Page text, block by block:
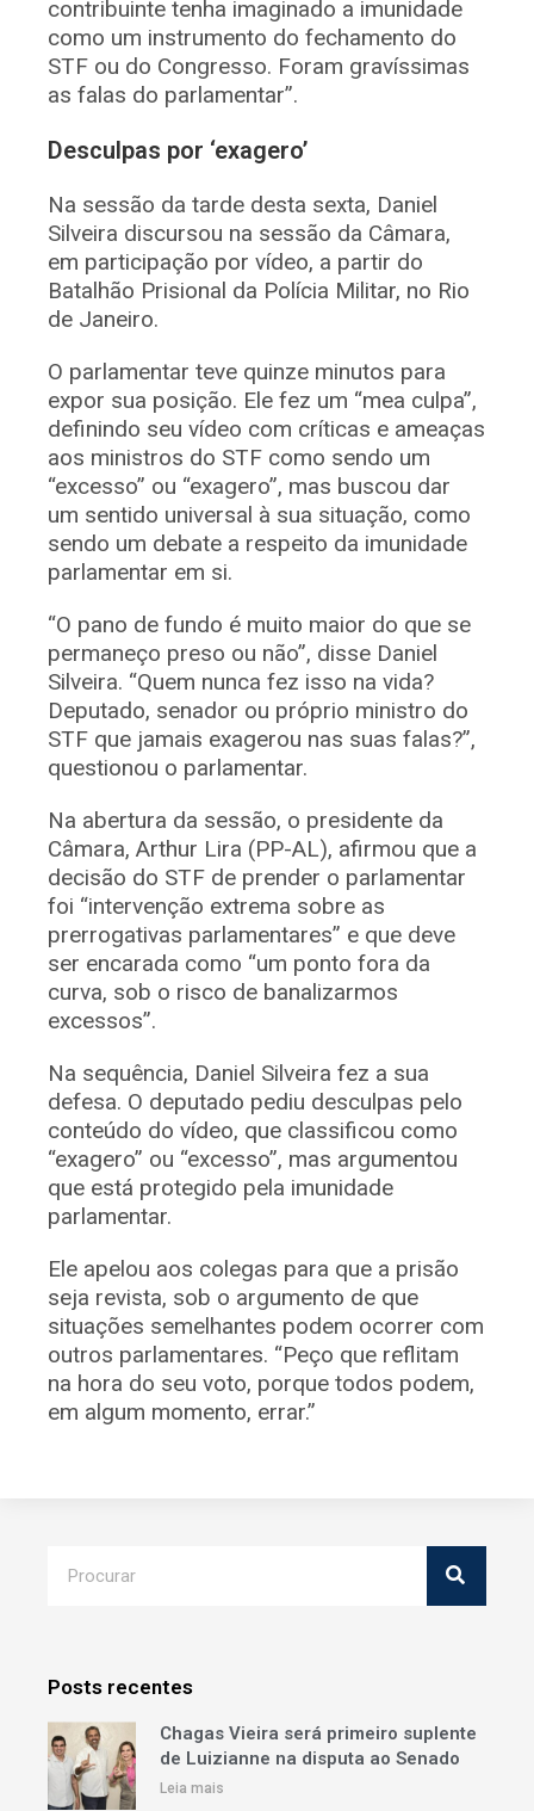
contribuinte tenha imaginado a imunidade
como um instrumento do fechamento do
STF ou do Congresso. Foram gravíssimas
as falas do parlamentar”.
Desculpas por ‘exagero’
Na sessão da tarde desta sexta, Daniel
Silveira discursou na sessão da Câmara,
em participação por vídeo, a partir do
Batalhão Prisional da Polícia Militar, no Rio
de Janeiro.
O parlamentar teve quinze minutos para
expor sua posição. Ele fez um “mea culpa”,
definindo seu vídeo com críticas e ameaças
aos ministros do STF como sendo um
“excesso” ou “exagero”, mas buscou dar
um sentido universal à sua situação, como
sendo um debate a respeito da imunidade
parlamentar em si.
“O pano de fundo é muito maior do que se
permaneço preso ou não”, disse Daniel
Silveira. “Quem nunca fez isso na vida?
Deputado, senador ou próprio ministro do
STF que jamais exagerou nas suas falas?”,
questionou o parlamentar.
Na abertura da sessão, o presidente da
Câmara, Arthur Lira (PP-AL), afirmou que a
decisão do STF de prender o parlamentar
foi “intervenção extrema sobre as
prerrogativas parlamentares” e que deve
ser encarada como “um ponto fora da
curva, sob o risco de banalizarmos
excessos”.
Na sequência, Daniel Silveira fez a sua
defesa. O deputado pediu desculpas pelo
conteúdo do vídeo, que classificou como
“exagero” ou “excesso”, mas argumentou
que está protegido pela imunidade
parlamentar.
Ele apelou aos colegas para que a prisão
seja revista, sob o argumento de que
situações semelhantes podem ocorrer com
outros parlamentares. “Peço que reflitam
na hora do seu voto, porque todos podem,
em algum momento, errar.”
Posts recentes
Chagas Vieira será primeiro suplente
de Luizianne na disputa ao Senado
Leia mais